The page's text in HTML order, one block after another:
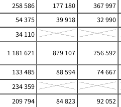
258 586 177 180 367 997
54 375 39 918 32 990
34 110
1 181 621 879 107 756 592
133 485 88 594 74 667
234 359
209 794 84 823 92 052